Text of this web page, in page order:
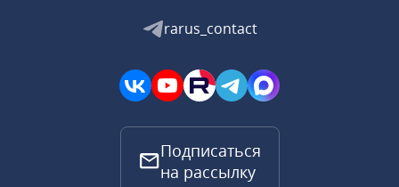
rarus_contact
Подписаться
на рассылку